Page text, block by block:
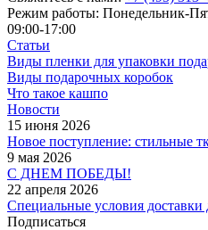
Режим работы: Понедельник-
09:00-17:00
Статьи
Виды пленки для упаковки
Виды подарочных коробок
Что такое кашпо
Новости
15 июня 2026
Новое поступление: стильные
9 мая 2026
С ДНЕМ ПОБЕДЫ!
22 апреля 2026
Специальные условия доставки
Подписаться